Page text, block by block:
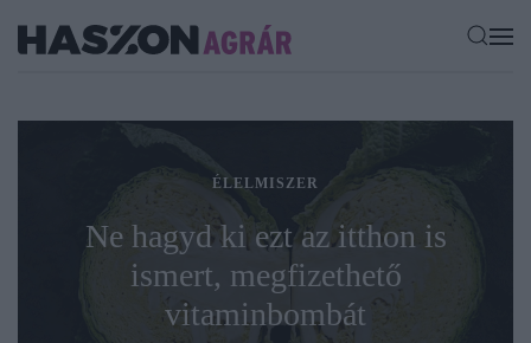
ÉLELMISZER
Ne hagyd ki ezt az itthon is
ismert, megfizethető
vitaminbombát